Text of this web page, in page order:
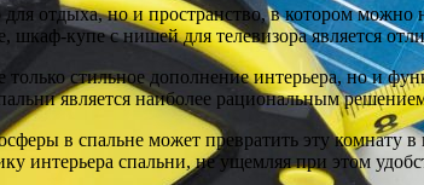
для отдыха, но и пространство, в котором
шкаф-купе с нишей для телевизора является
стильное дополнение интерьера, но и
является наиболее рациональным
в спальне может превратить эту
интерьера спальни, не ущемляя при этом